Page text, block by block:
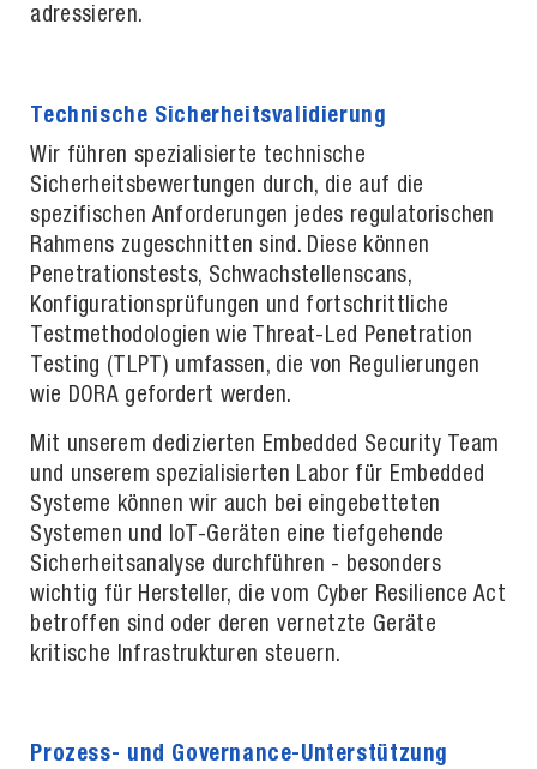
adressieren.
Technische Sicherheitsvalidierung
Wir führen spezialisierte technische
Sicherheitsbewertungen durch, die auf die
spezifischen Anforderungen jedes regulatorischen
Rahmens zugeschnitten sind. Diese können
Penetrationstests, Schwachstellenscans,
Konfigurationsprüfungen und fortschrittliche
Testmethodologien wie Threat-Led Penetration
Testing (TLPT) umfassen, die von Regulierungen
wie DORA gefordert werden.
Mit unserem dedizierten Embedded Security Team
und unserem spezialisierten Labor für Embedded
Systeme können wir auch bei eingebetteten
Systemen und IoT-Geräten eine tiefgehende
Sicherheitsanalyse durchführen - besonders
wichtig für Hersteller, die vom Cyber Resilience Act
betroffen sind oder deren vernetzte Geräte
kritische Infrastrukturen steuern.
Prozess- und Governance-Unterstützung